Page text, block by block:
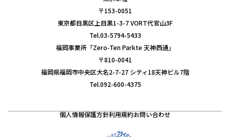
〒153-0051
東京都目黒区上目黒1-3-7 VORT代官山3F
Tel.03-5794-5433
福岡事業所「Zero-Ten Parkte 天神西通」
〒810-0041
福岡県福岡市中央区大名2-7-27 シティ18天神ビル7階
Tel.092-600-4375
個人情報保護方針利用規約お問い合わせ